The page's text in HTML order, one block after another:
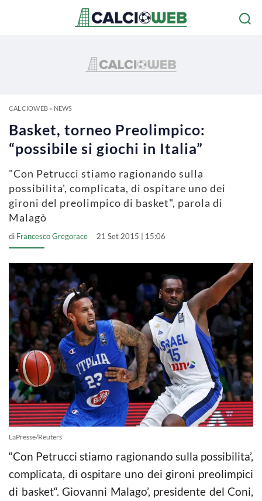
CALCIOWEB» NEWS
Basket, torneo Preolimpico:
“possibile si giochi in Italia”
"Con Petrucci stiamo ragionando sulla
possibilita', complicata, di ospitare uno dei
gironi del preolimpico di basket", parola di
Malagò
di Francesco Gregorace 21 Set 2015 | 15:06
LaPresse/Reuters
“Con Petrucci stiamo ragionando sulla possibilita’,
complicata, di ospitare uno dei gironi preolimpici
di basket“. Giovanni Malago’, presidente del Coni,